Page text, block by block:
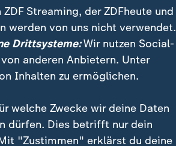
zum Rentenpaket
ZDFheute Update
Streaming, der ZDFheute und
werden von uns nicht verwendet.
Drittsysteme:Wir nutzen Social-
anderen Anbietern. Unter
Inhalten zu ermöglichen.
welche Zwecke wir deine Daten
dürfen. Dies betrifft nur dein
"Zustimmen" erklärst du deine